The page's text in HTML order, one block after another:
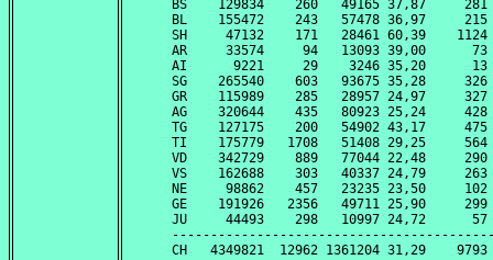
BS    129834    260   49165 37,87
BL    155472    243   57478 36,97
SH     47132    171   28461 60,39
AR     33574     94   13093 39,00
AI      9221     29    3246 35,20
SG    265540    603   93675 35,28
GR    115989    285   28957 24,97
AG    320644    435   80923 25,24
TG    127175    200   54902 43,17
TI    175779   1708   51408 29,25
VD    342729    889   77044 22,48
VS    162688    303   40337 24,79
NE     98862    457   23235 23,50
GE    191926   2356   49711 25,90
JU     44493    298   10997 24,72
CH   4349821  12962 1361204 31,29